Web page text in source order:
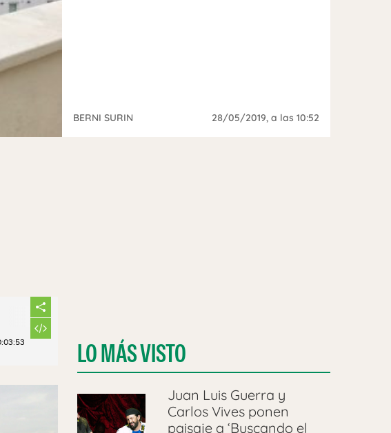
BERNI SURIN 28/05/2019, a las 10:52
LO MÁS VISTO
Juan Luis Guerra y
Carlos Vives ponen
paisaje a ‘Buscando el